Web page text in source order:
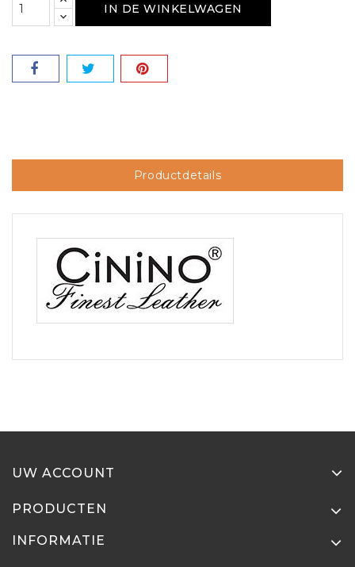
IN DE WINKELWAGEN
Productdetails
UW ACCOUNT
PRODUCTEN
INFORMATIE